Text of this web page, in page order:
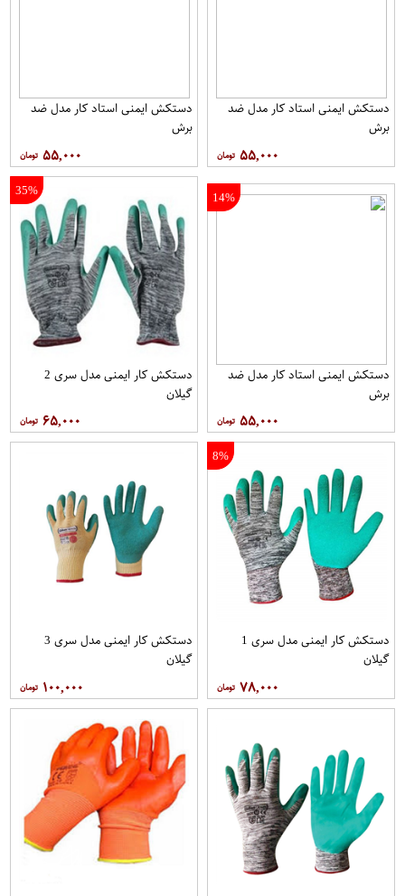
دستکش ایمنی استاد کار مدل ضد
برش
۵۵,۰۰۰
دستکش ایمنی استاد کار مدل ضد
برش
۵۵,۰۰۰
14%
دستکش ایمنی استاد کار مدل ضد
برش
۵۵,۰۰۰
35%
دستکش کار ایمنی مدل سری 2
گیلان
۶۵,۰۰۰
8%
دستکش کار ایمنی مدل سری 1
گیلان
۷۸,۰۰۰
دستکش کار ایمنی مدل سری 3
گیلان
۱۰۰,۰۰۰